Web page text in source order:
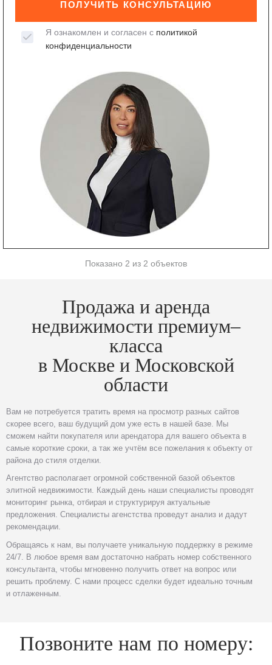
ПОЛУЧИТЬ КОНСУЛЬТАЦИЮ
Я ознакомлен и согласен с политикой
конфиденциальности
Показано 2 из 2 объектов
Продажа и аренда
недвижимости премиум–
класса
в Москве и Московской
области
Вам не потребуется тратить время на просмотр разных сайтов
скорее всего, ваш будущий дом уже есть в нашей базе. Мы
сможем найти покупателя или арендатора для вашего объекта в
самые короткие сроки, а так же учтём все пожелания к объекту от
района до стиля отделки.
Агентство располагает огромной собственной базой объектов
элитной недвижимости. Каждый день наши специалисты проводят
мониторинг рынка, отбирая и структурируя актуальные
предложения. Специалисты агенстства проведут анализ и дадут
рекомендации.
Обращаясь к нам, вы получаете уникальную поддержку в режиме
24/7. В любое время вам достаточно набрать номер собственного
консультанта, чтобы мгновенно получить ответ на вопрос или
решить проблему. С нами процесс сделки будет идеально точным
и отлаженным.
Позвоните нам по номеру: